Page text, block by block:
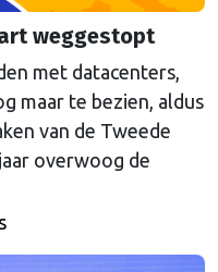
weggestopt
met datacenters,
maar te bezien, aldus
van de Tweede
overwoog de
(cartoon).